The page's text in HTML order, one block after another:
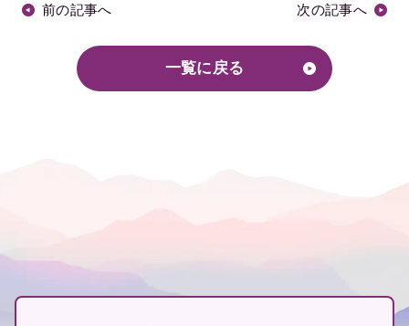
前の記事へ
一覧に戻る
次の記事へ